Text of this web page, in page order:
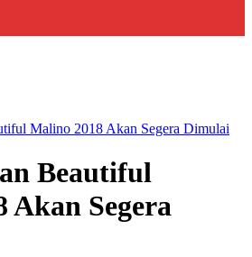
Malino 2018 Akan Segera Dimulai
Beautiful
Akan Segera